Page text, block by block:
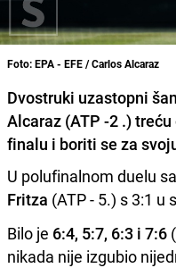
Foto: EPA - EFE / Carlos Alcaraz
Dvostruki uzastopni
Alcaraz (ATP -2 .)
finalu i boriti se za
U polufinalnom duelu
Fritza (ATP - 5.) s 3:1 u
Bilo je 6:4, 5:7, 6:3 i 7:6
nikada nije izgubio